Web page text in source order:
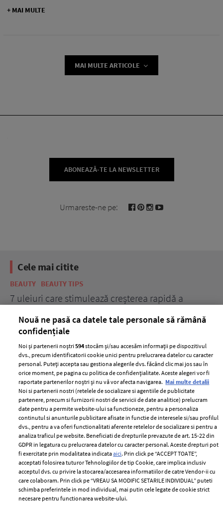
+ MAI MULTE
MAI MULTE ARTICOLE
ABONEAZĂ-TE LA NEWSLETTER
Urmareste-ne pe:
Cele mai citite
BEAUTY BEAUTY TIPS
7 uleiuri care stimulează creșterea rapidă a
ELLE Style Awards
2024
Despre ELLE
Romania
Contact
Abonamente
Termeni si conditii
Politica de
confidențialitate
Politica de cookies
Publicitate
Nouă ne pasă ca datele tale personale să rămână
confidențiale
Noi și partenerii noștri594stocăm și/sau accesăm informații pe dispozitivul
dvs., precum identificatorii cookie unici pentru prelucrarea datelor cu caracter
personal. Puteți accepta sau gestiona alegerile dvs. făcând clic mai jos sau în
orice moment, pe pagina cu politica de confidențialitate. Aceste alegeri vor fi
raportate partenerilor noștri și nu vă vor afecta navigarea. Mai multe detalii
Noi si partenerii nostri (retelele de socializare si agentiile de publicitate
partenere, precum si furnizorii nostri de servicii de date analitice) prelucram
date pentru a permite website-ului sa functioneze, pentru a personaliza
continutul si anunturile publicitare afisate in functie de interesele si/sau profilul
dvs., pentru a va oferi functionalitati aferente retelelor de socializare si pentru a
analiza traficul pe website. Beneficiati de drepturile prevazute de art. 15-22 din
GDPR in legatura cu prelucrarea datelor cu caracter personal. Aceste drepturi pot
fi exercitate prin modalitatea indicataaici. Prin click pe “ACCEPT TOATE”,
acceptati folosirea tuturor Tehnologiilor de tip Cookie, care implica inclusiv
acceptul dvs. cu privire la stocarea/accesarea informatiilor de catre Vendor-ii cu
care colaboram. Prin click pe “VREAU SA MODIFIC SETARILE INDIVIDUAL” puteti
schimba preferintele in mod individual, mai putin cele legate de cookie strict
necesare pentru functionarea website-ului.